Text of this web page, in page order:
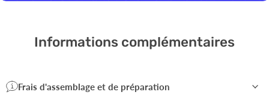
Informations complémentaires
Frais d'assemblage et de préparation